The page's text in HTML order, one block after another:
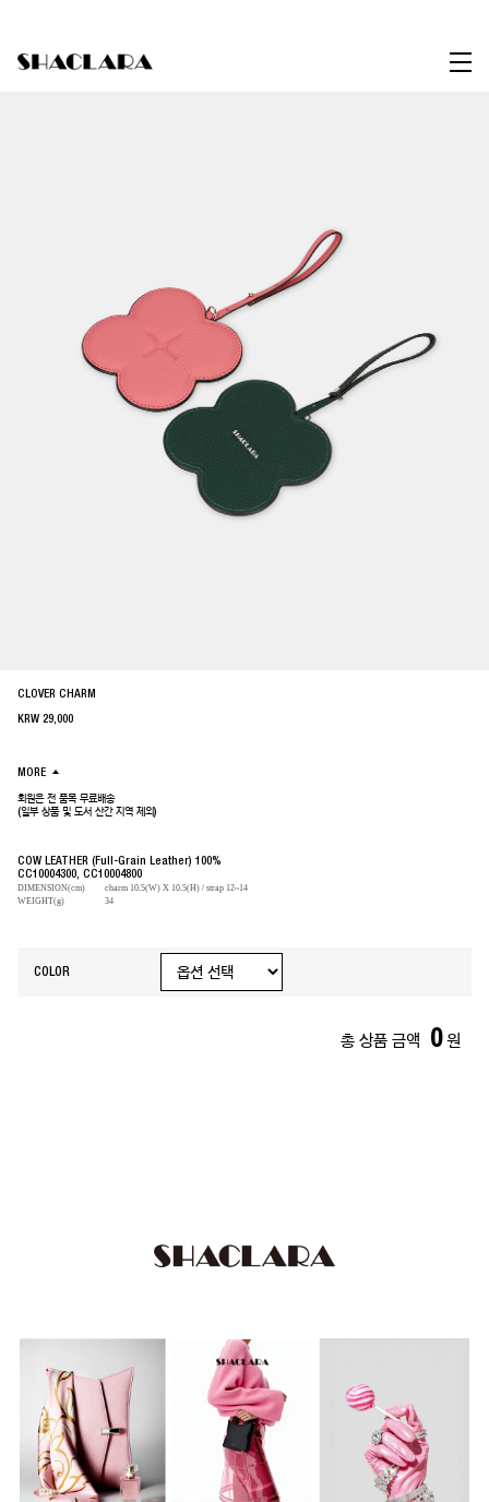
CLOVER CHARM
KRW 29,000
MORE
회원은 전 품목 무료배송
(일부 상품 및 도서 산간 지역 제외)
COW LEATHER (Full-Grain Leather) 100%
CC10004300, CC10004800
DIMENSION(cm)
charm 10.5(W) X 10.5(H) / strap 12~14
WEIGHT(g)
34
COLOR
총 상품 금액 0 원